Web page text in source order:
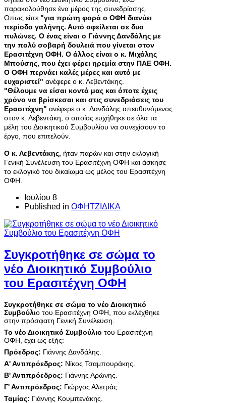
παρακολούθησε ένα μέρος της συνεδρίασης.
Οπως είπε "για πρώτη φορά ο ΟΦΗ διανύει
περίοδο γαλήνης. Αυτό οφείλεται σε δυο
πυλώνες. Ο ένας είναι ο Γιάννης Δανδάλης με
την πολύ σοβαρή δουλειά που γίνεται στον
Ερασιτέχνη ΟΦΗ. Ο άλλος είναι ο κ. Μιχάλης
Μπούσης, που έχει φέρει ηρεμία στην ΠΑΕ ΟΦΗ.
Ο ΟΦΗ περνάει καλές μέρες και αυτό με
ευχαριστεί" ανέφερε ο κ. Λεβεντάκης.
"Θέλουμε να είσαι κοντά μας και όποτε έχεις
χρόνο να βρίσκεσαι και στις συνεδριάσεις του
Ερασιτέχνη" ανέφερε ο κ. Δανδάλης απευθυνόμενος
στον κ. Λεβεντάκη, ο οποίος ευχήθηκε σε όλα τα
μέλη του Διοικητικού Συμβουλίου να συνεχίσουν το
έργο, που επιτελούν.
O κ. Λεβεντάκης, ήταν παρών και στην εκλογική
Γενική Συνέλευση του Ερασιτέχνη ΟΦΗ και άσκησε
το εκλογικό του δικαίωμα ως μέλος του Ερασιτέχνη
ΟΦΗ.
Ιουλίου 8
Published in ΟΦΗΤΖΙΔΙΚΑ
Συγκροτήθηκε σε σώμα το
νέο Διοικητικό Συμβούλιο
του Ερασιτέχνη ΟΦΗ
Συγκροτήθηκε σε σώμα το νέο Διοικητικό
Συμβούλιο του Ερασιτέχνη ΟΦΗ, που εκλέχθηκε
στην πρόσφατη Γενική Συνέλευση.
Το νέο Διοικητικό Συμβούλιο του Ερασιτέχνη
ΟΦΗ, έχει ως εξής:
Πρόεδρος: Γιάννης Δανδάλης.
Α' Αντιπρόεδρος: Νίκος Τσαμπουράκης.
Β' Αντιπρόεδρος: Γιάννης Αρώνης.
Γ' Αντιπρόεδρος: Γιώργος Αλετράς.
Ταμίας: Γιάννης Κουμπενάκης.